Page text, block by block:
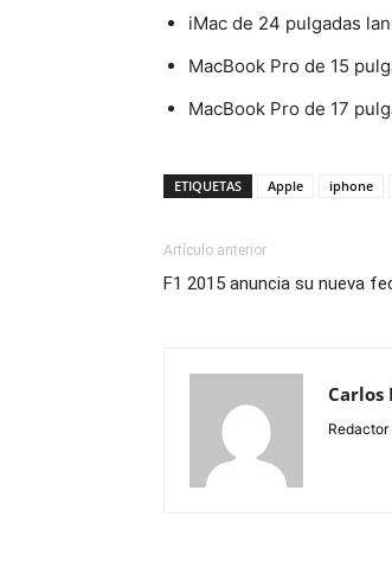
iMac de 24 pulgadas
MacBook Pro de 15
MacBook Pro de 17
ETIQUETAS Apple iphone
Artículo anterior
F1 2015 anuncia su nueva
Carlos